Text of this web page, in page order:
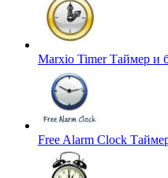
Marxio TimerТаймер и
Free Alarm Clock